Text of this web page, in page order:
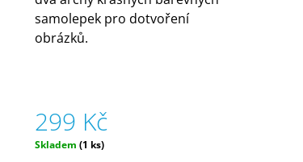
samolepek pro dotvoření
obrázků.
299 Kč
Měrná
Skladem (1 ks)